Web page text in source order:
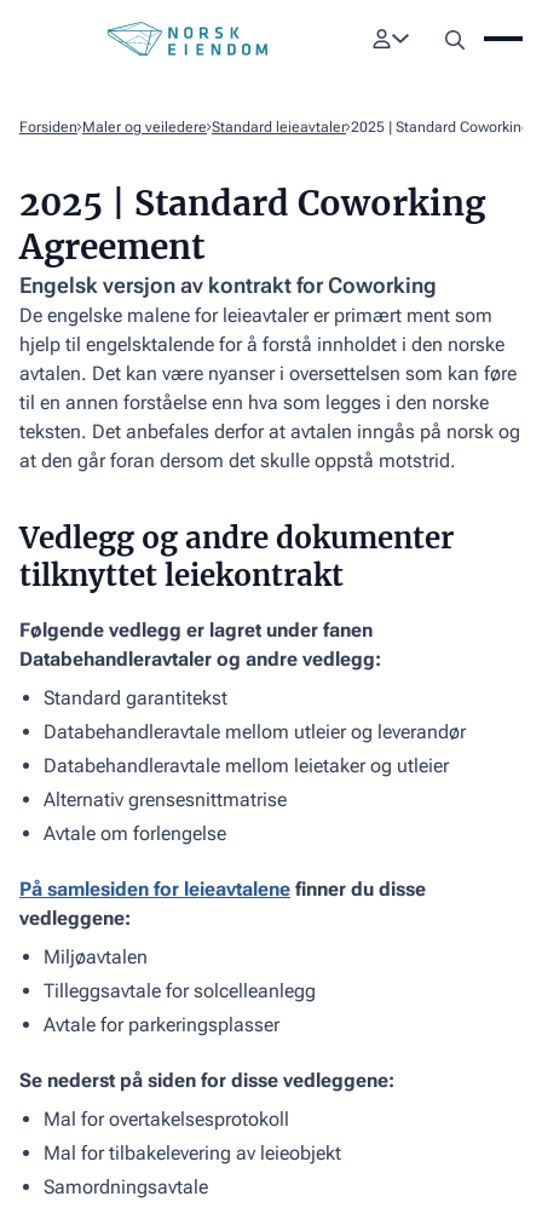
Forsiden Maler og veiledere Standard leieavtaler 2025 | Standard Coworking
2025 | Standard Coworking
Agreement
Engelsk versjon av kontrakt for Coworking
De engelske malene for leieavtaler er primært ment som
hjelp til engelsktalende for å forstå innholdet i den norske
avtalen. Det kan være nyanser i oversettelsen som kan føre
til en annen forståelse enn hva som legges i den norske
teksten. Det anbefales derfor at avtalen inngås på norsk og
at den går foran dersom det skulle oppstå motstrid.
Vedlegg og andre dokumenter
tilknyttet leiekontrakt
Følgende vedlegg er lagret under fanen
Databehandleravtaler og andre vedlegg:
Standard garantitekst
Databehandleravtale mellom utleier og leverandør
Databehandleravtale mellom leietaker og utleier
Alternativ grensesnittmatrise
Avtale om forlengelse
På samlesiden for leieavtalene finner du disse
vedleggene:
Miljøavtalen
Tilleggsavtale for solcelleanlegg
Avtale for parkeringsplasser
Se nederst på siden for disse vedleggene:
Mal for overtakelsesprotokoll
Mal for tilbakelevering av leieobjekt
Samordningsavtale